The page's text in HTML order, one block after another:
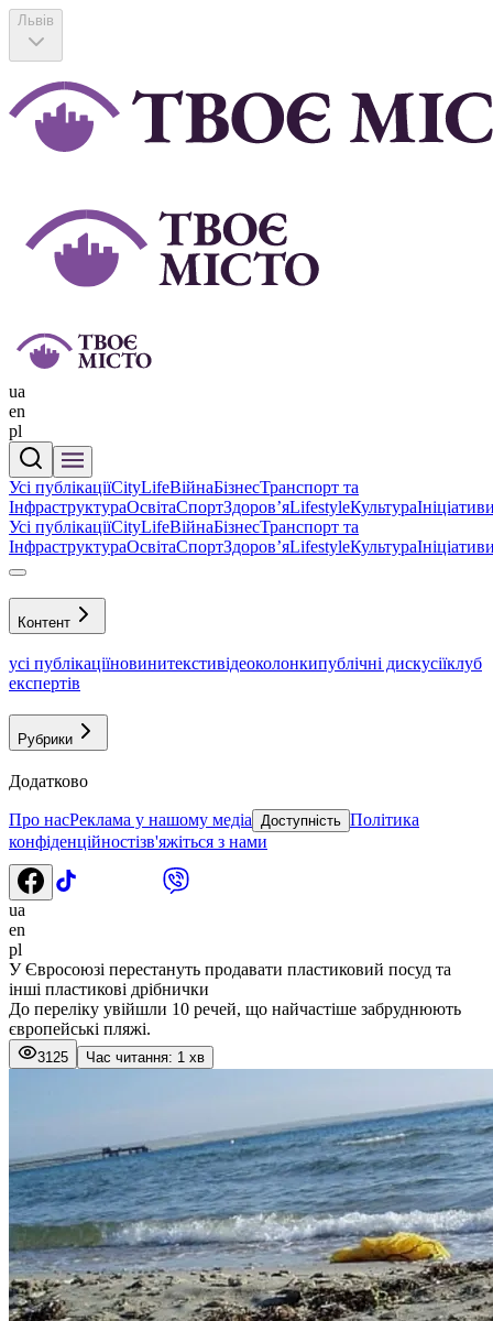
Львів
ua
en
pl
Усі публікаціїCityLifeВійнаБізнесТранспорт та
ІнфраструктураОсвітаСпортЗдоровʼяLifestyleКультура
Усі публікаціїCityLifeВійнаБізнесТранспорт та
ІнфраструктураОсвітаСпортЗдоровʼяLifestyleКультура
Контент
усі публікаціїновинитекстивідеоколонкипублічні дискусіїклуб
експертів
Рубрики
Додатково
Про насРеклама у нашому медіа Доступність Політика
конфіденційностізв'яжіться з нами
ua
en
pl
У Євросоюзі перестануть продавати пластиковий посуд та
інші пластикові дрібнички
До переліку увійшли 10 речей, що найчастіше забруднюють
європейські пляжі.
3125 Час читання: 1 хв